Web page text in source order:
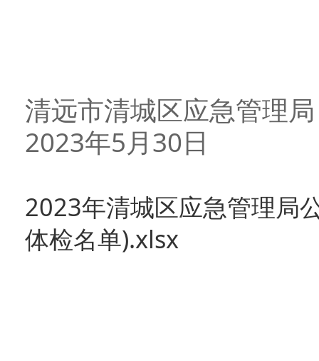
清远市清城区应急管理局
2023年5月30日
2023年清城区应急管理局
体检名单).xlsx